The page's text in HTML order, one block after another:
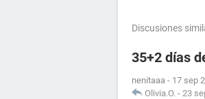
Discusiones
35+2 días
nenitaaa - 17 sep
Olivia.O. - 23